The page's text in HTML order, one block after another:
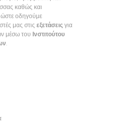
καθώς και
οδηγούμε
μας στιςεξετάσειςγια
μέσω του Ινστιτούτου
.